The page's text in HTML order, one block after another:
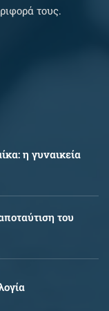
τους.
η γυναικεία
του